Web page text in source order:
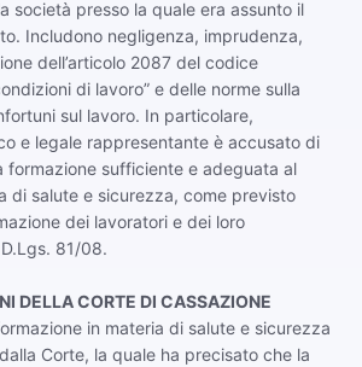
società presso la quale era assunto il
Includono negligenza, imprudenza,
dell’articolo 2087 del codice
di lavoro” e delle norme sulla
sul lavoro. In particolare,
e legale rappresentante è accusato di
formazione sufficiente e adeguata al
di salute e sicurezza, come previsto
dei lavoratori e dei loro
81/08.
DELLA CORTE DI CASSAZIONE
in materia di salute e sicurezza
Corte, la quale ha precisato che la